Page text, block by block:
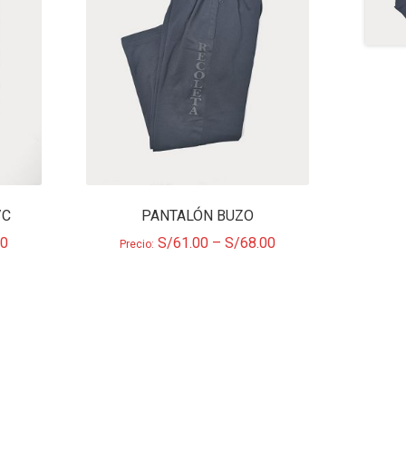
PANTALÓN BUZO
Precio: S/61.00 –S/68.00